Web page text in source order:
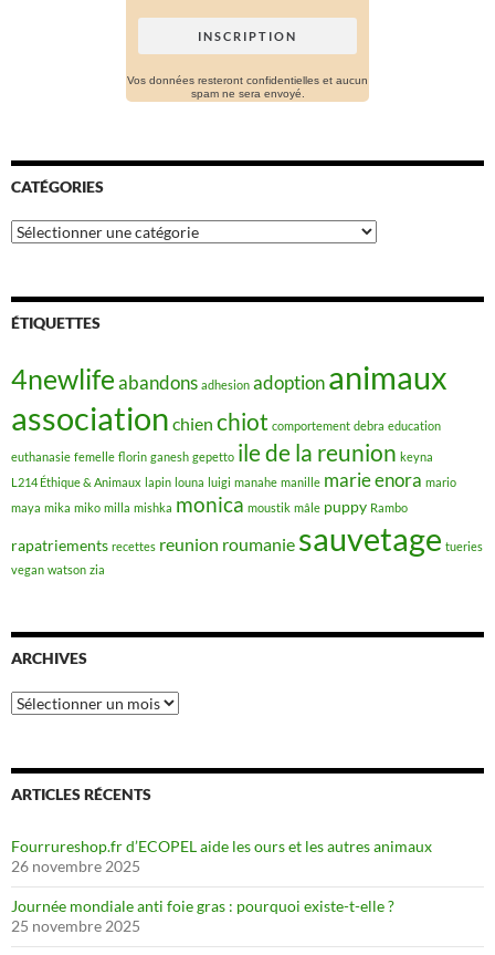
Vos données resteront confidentielles et aucun
spam ne sera envoyé.
CATÉGORIES
Catégories
ÉTIQUETTES
4newlifeabandons adhesion adoptionanimaux
association chien chiot comportement debra education
euthanasie femelle florin ganesh gepetto ile de la reunion keyna
L214 Éthique & Animaux lapin louna luigi manahe manille marie enora mario
maya mika miko milla mishka monica moustik mâle puppy Rambo
rapatriements recettes reunion roumanie sauvetage tueries
vegan watson zia
ARCHIVES
Archives
ARTICLES RÉCENTS
Fourrureshop.fr d’ECOPEL aide les ours et les autres animaux
26 novembre 2025
Journée mondiale anti foie gras : pourquoi existe-t-elle ?
25 novembre 2025